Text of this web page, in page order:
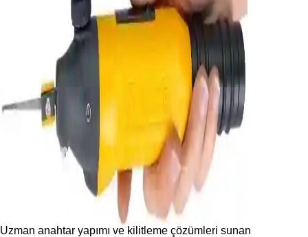
Uzman anahtar yapımı ve kilitleme çözümleri sunan